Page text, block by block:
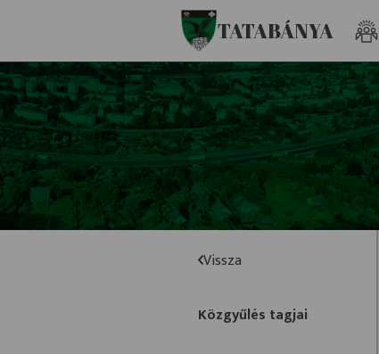
TATABÁNYA
Vissza
Közgyűlés tagjai